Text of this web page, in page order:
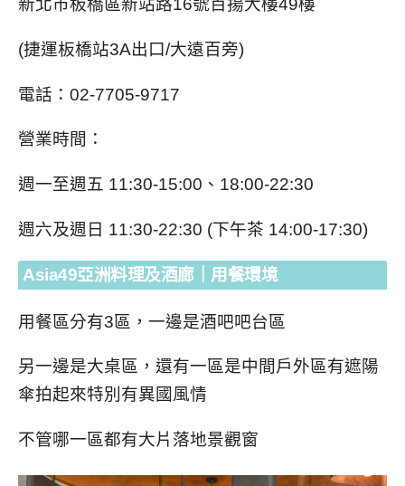
新北市板橋區新站路16號百揚大樓49樓
(捷運板橋站3A出口/大遠百旁)
電話： 02-7705-9717
營業時間：
週一至週五 11:30-15:00 、 18:00-22:30
週六及週日 11:30-22:30 (下午茶 14:00-17:30)
Asia49亞洲料理及酒廊｜用餐環境
用餐區分有3區，一邊是酒吧吧台區
另一邊是大桌區，還有一區是中間戶外區有遮陽
傘拍起來特別有異國風情
不管哪一區都有大片落地景觀窗